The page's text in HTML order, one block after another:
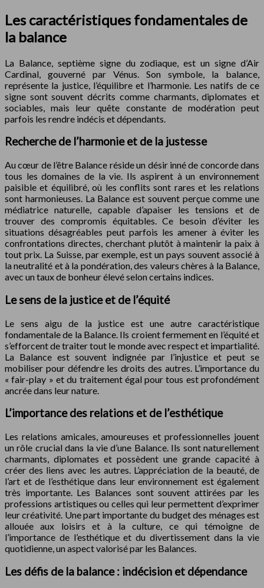
Les caractéristiques fondamentales de
la balance
La Balance, septième signe du zodiaque, est un signe d’Air
Cardinal, gouverné par Vénus. Son symbole, la balance,
représente la justice, l’équilibre et l’harmonie. Les natifs de ce
signe sont souvent décrits comme charmants, diplomates et
sociables, mais leur quête constante de modération peut
parfois les rendre indécis et dépendants.
Recherche de l’harmonie et de la justesse
Au cœur de l’être Balance réside un désir inné de concorde dans
tous les domaines de la vie. Ils aspirent à un environnement
paisible et équilibré, où les conflits sont rares et les relations
sont harmonieuses. La Balance est souvent perçue comme une
médiatrice naturelle, capable d’apaiser les tensions et de
trouver des compromis équitables. Ce besoin d’éviter les
situations désagréables peut parfois les amener à éviter les
confrontations directes, cherchant plutôt à maintenir la paix à
tout prix. La Suisse, par exemple, est un pays souvent associé à
la neutralité et à la pondération, des valeurs chères à la Balance,
avec un taux de bonheur élevé selon certains indices.
Le sens de la justice et de l’équité
Le sens aigu de la justice est une autre caractéristique
fondamentale de la Balance. Ils croient fermement en l’équité et
s’efforcent de traiter tout le monde avec respect et impartialité.
La Balance est souvent indignée par l’injustice et peut se
mobiliser pour défendre les droits des autres. L’importance du
« fair-play » et du traitement égal pour tous est profondément
ancrée dans leur nature.
L’importance des relations et de l’esthétique
Les relations amicales, amoureuses et professionnelles jouent
un rôle crucial dans la vie d’une Balance. Ils sont naturellement
charmants, diplomates et possèdent une grande capacité à
créer des liens avec les autres. L’appréciation de la beauté, de
l’art et de l’esthétique dans leur environnement est également
très importante. Les Balances sont souvent attirées par les
professions artistiques ou celles qui leur permettent d’exprimer
leur créativité. Une part importante du budget des ménages est
allouée aux loisirs et à la culture, ce qui témoigne de
l’importance de l’esthétique et du divertissement dans la vie
quotidienne, un aspect valorisé par les Balances.
Les défis de la balance : indécision et dépendance